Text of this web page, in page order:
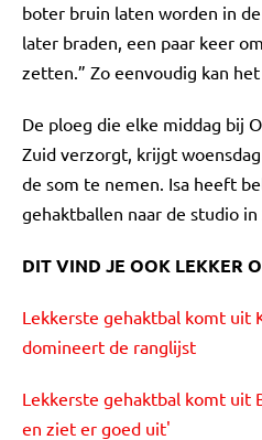
boter bruin laten worden in
later braden, een paar keer
zetten.” Zo eenvoudig kan
De ploeg die elke middag bij
Zuid verzorgt, krijgt
de som te nemen. Isa heeft
gehaktballen naar de studio
DIT VIND JE OOK LEKKER
Lekkerste gehaktbal komt uit
domineert de ranglijst
Lekkerste gehaktbal komt uit
en ziet er goed uit'